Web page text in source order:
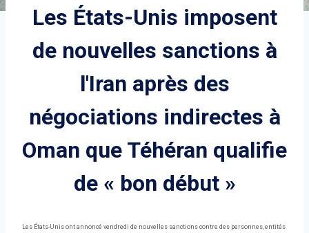
Les États-Unis imposent
de nouvelles sanctions à
l'Iran après des
négociations indirectes à
Oman que Téhéran qualifie
de « bon début »
Les États-Unis ont annoncé vendredi de nouvelles sanctions contre des personnes, entités